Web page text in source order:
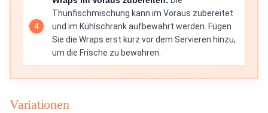
Thunfischmischung kann im Voraus zubereitet
und im Kühlschrank aufbewahrt werden. Fügen
Sie die Wraps erst kurz vor dem Servieren hinzu,
um die Frische zu bewahren.
Variationen